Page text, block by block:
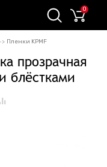
0
Пленки KPMF
прозрачная
блёстками